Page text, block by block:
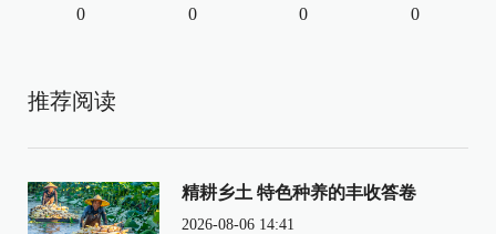
0 0 0 0
推荐阅读
精耕乡土 特色种养的丰收答卷
2026-08-06 14:41